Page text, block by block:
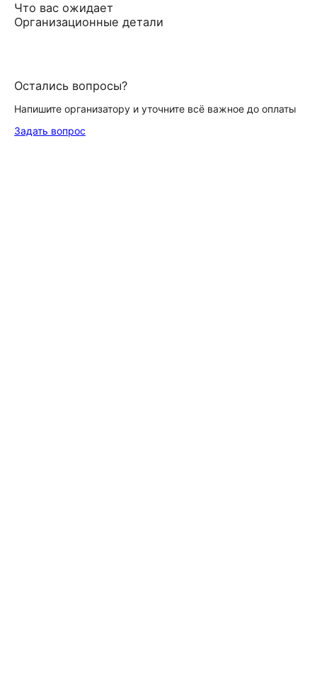
Что вас ожидает
Организационные детали
Остались вопросы?
Напишите организатору и уточните всё важное до оплаты
Задать вопрос